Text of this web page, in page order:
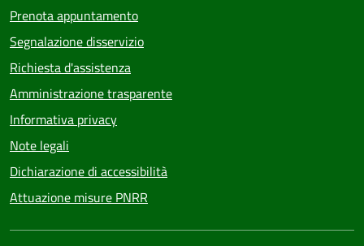
Prenota appuntamento
Segnalazione disservizio
Richiesta d'assistenza
Amministrazione trasparente
Informativa privacy
Note legali
Dichiarazione di accessibilità
Attuazione misure PNRR